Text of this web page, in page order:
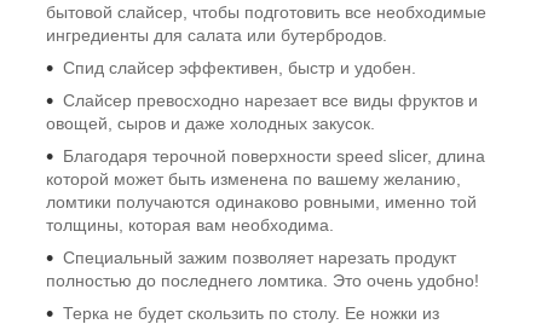
бытовой слайсер, чтобы подготовить все необходимые
ингредиенты для салата или бутербродов.
Спид слайсер эффективен, быстр и удобен.
Слайсер превосходно нарезает все виды фруктов и
овощей, сыров и даже холодных закусок.
Благодаря терочной поверхности speed slicer, длина
которой может быть изменена по вашему желанию,
ломтики получаются одинаково ровными, именно той
толщины, которая вам необходима.
Специальный зажим позволяет нарезать продукт
полностью до последнего ломтика. Это очень удобно!
Терка не будет скользить по столу. Ее ножки из